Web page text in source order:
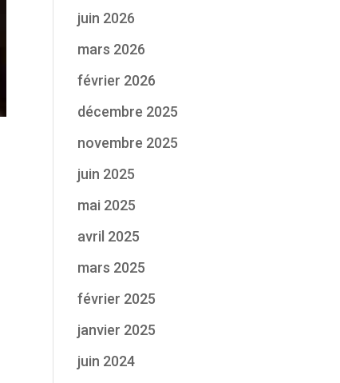
juin 2026
mars 2026
février 2026
décembre 2025
novembre 2025
juin 2025
mai 2025
avril 2025
mars 2025
février 2025
janvier 2025
juin 2024